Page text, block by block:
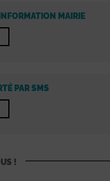
MAIRIE
PAR SMS
!